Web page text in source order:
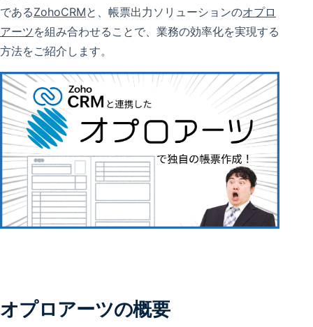
であるZohoCRMと、帳票出力ソリューションのオプロ
アーツを組み合わせることで、業務の効率化を実現する
方法をご紹介します。
オプロアーツの概要